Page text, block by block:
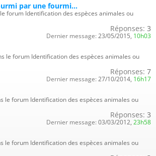
par une fourmi...
forum Identification des espèces animales ou
Réponses: 3
Dernier message: 23/05/2015, 10h03
le forum Identification des espèces animales ou
Réponses: 7
Dernier message: 27/10/2014, 16h17
le forum Identification des espèces animales ou
Réponses: 3
Dernier message: 03/03/2012, 23h58
le forum Identification des espèces animales ou